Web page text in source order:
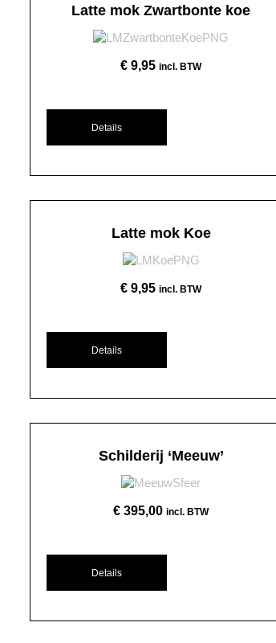
Latte mok Zwartbonte koe
€ 9,95 incl. BTW
Details
Latte mok Koe
€ 9,95 incl. BTW
Details
Schilderij ‘Meeuw’
€ 395,00 incl. BTW
Details